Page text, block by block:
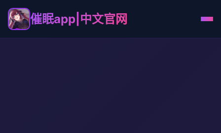
催眠app|中文官网